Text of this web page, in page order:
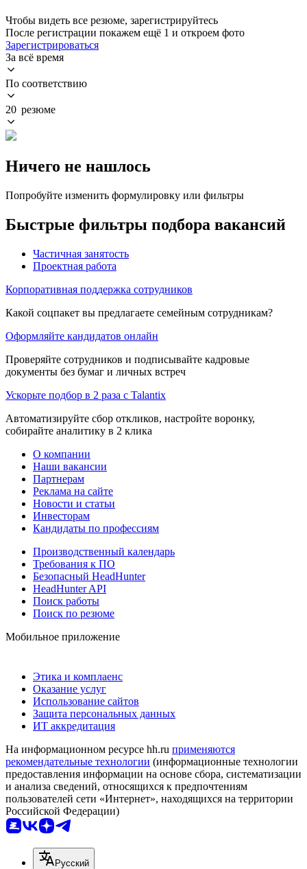
Чтобы видеть все резюме, зарегистрируйтесь
После регистрации покажем ещё 1 и откроем фото
Зарегистрироваться
За всё время
По соответствию
20 резюме
Ничего не нашлось
Попробуйте изменить формулировку или фильтры
Быстрые фильтры подбора вакансий
Частичная занятость
Проектная работа
Корпоративная поддержка сотрудников
Какой соцпакет вы предлагаете семейным сотрудникам?
Оформляйте кандидатов онлайн
Проверяйте сотрудников и подписывайте кадровые
документы без бумаг и личных встреч
Ускорьте подбор в 2 раза с Talantix
Автоматизируйте сбор откликов, настройте воронку,
собирайте аналитику в 2 клика
О компании
Наши вакансии
Партнерам
Реклама на сайте
Новости и статьи
Инвесторам
Кандидаты по профессиям
Производственный календарь
Требования к ПО
Безопасный HeadHunter
HeadHunter API
Поиск работы
Поиск по резюме
Мобильное приложение
Этика и комплаенс
Оказание услуг
Использование сайтов
Защита персональных данных
ИТ аккредитация
На информационном ресурсе hh.ru применяются
рекомендательные технологии (информационные технологии
предоставления информации на основе сбора, систематизации
и анализа сведений, относящихся к предпочтениям
пользователей сети «Интернет», находящихся на территории
Российской Федерации)
Русский